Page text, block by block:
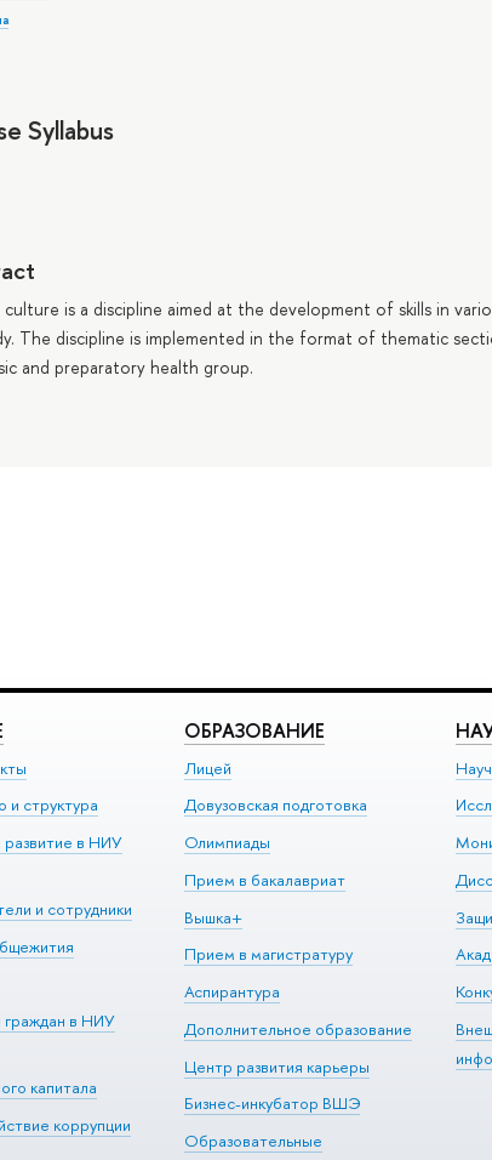
Syllabus
culture is a discipline aimed at the development of skills in
The discipline is implemented in the format of thematic
and preparatory health group.
и структура
развитие в НИУ
и сотрудники
в НИУ
капитала
коррупции
ОБРАЗОВАНИЕ
Лицей
Довузовская подготовка
Олимпиады
Прием в бакалавриат
Вышка+
Прием в магистратуру
Аспирантура
Дополнительное образование
Центр развития карьеры
Бизнес-инкубатор ВШЭ
Образовательные